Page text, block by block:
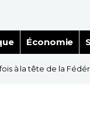
Économie
à la tête de la